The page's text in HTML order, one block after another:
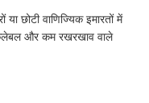
छोटी वाणिज्यिक इमारतों में
और कम रखरखाव वाले